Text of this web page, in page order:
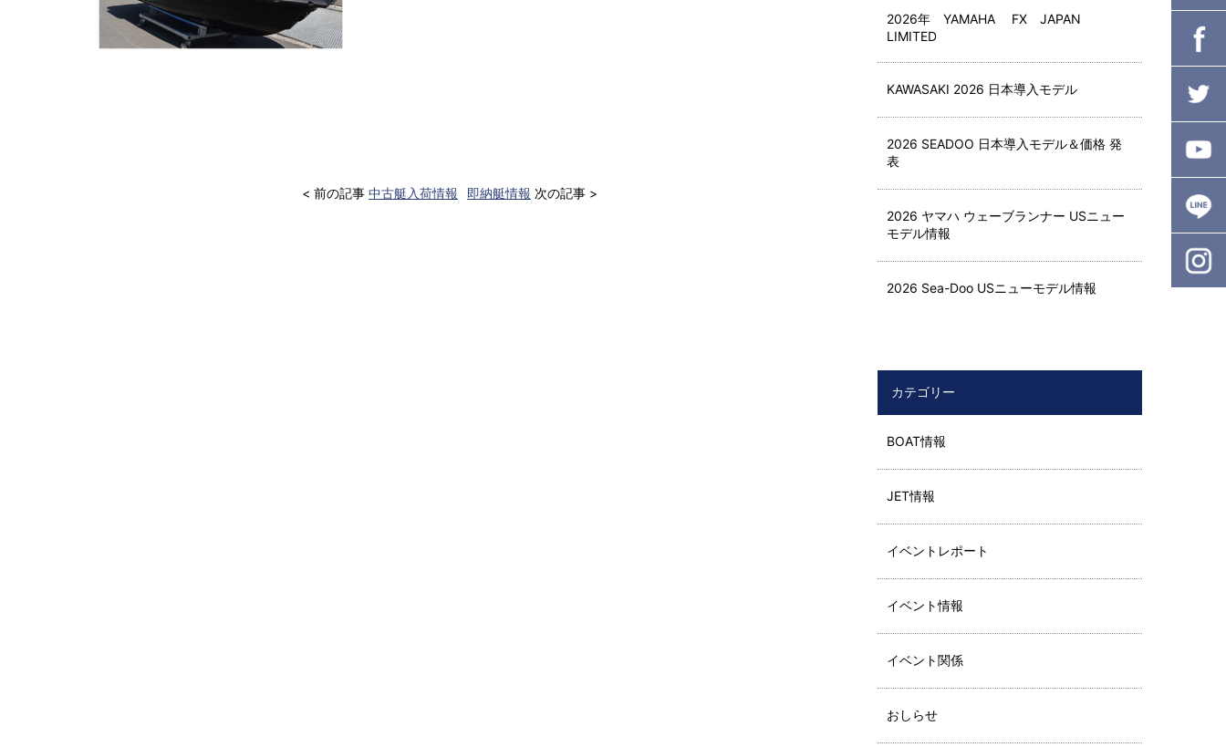
< 前の記事 中古艇入荷情報 即納艇情報 次の記事 >
2026年 YAMAHA FX JAPAN
LIMITED
KAWASAKI 2026 日本導入モデル
2026 SEADOO 日本導入モデル＆価格 発
表
2026 ヤマハ ウェーブランナー USニュー
モデル情報
2026 Sea-Doo USニューモデル情報
カテゴリー
BOAT情報
JET情報
イベントレポート
イベント情報
イベント関係
おしらせ